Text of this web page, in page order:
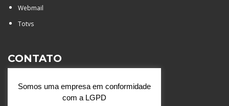
Webmail
Totvs
CONTATO
Santa Catarina - São José do
Rio Preto (SP)
Somos uma empresa em conformidade
com a LGPD